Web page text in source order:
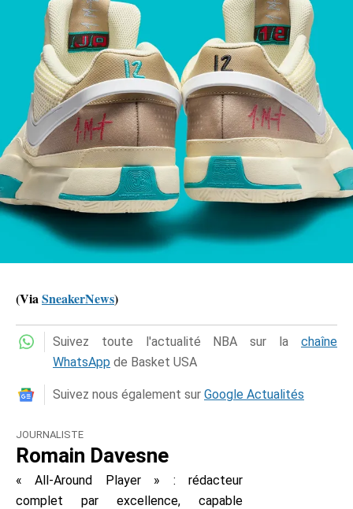
(ViaSneakerNews)
Suivez toute l'actualité NBA sur la chaîne
WhatsApp de Basket USA
Suivez nous également sur Google Actualités
JOURNALISTE
Romain Davesne
« All-Around Player » : rédacteur
complet par excellence, capable